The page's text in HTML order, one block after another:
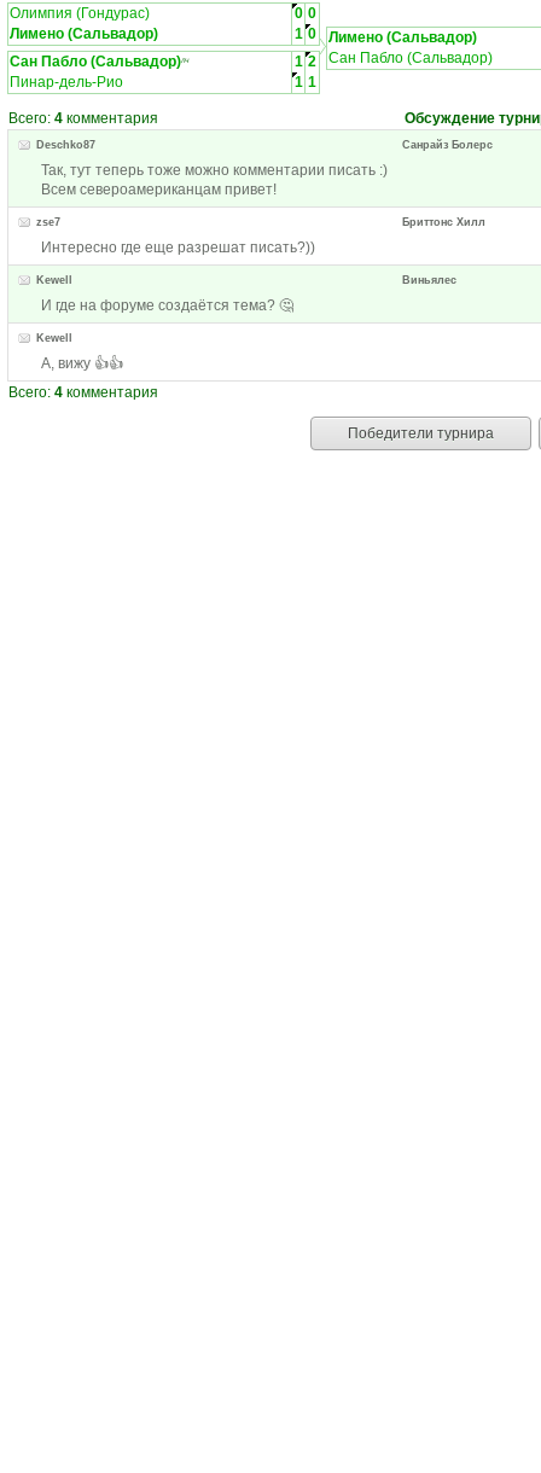
Олимпия (Гондурас) 0 0
Лимено (Сальвадор)
1 0
Сан Пабло (Сальвадор)ЛЧ 1 2
Пинар-дель-Рио
1 1
Лимено (Сальвадор)
Сан Пабло (Сальвадор)
Всего: 4 комментария Обсуждение
Deschko87 Санрайз Болерс
Так, тут теперь тоже можно комментарии писать :)
Всем североамериканцам привет!
zse7 Бриттонс Хилл
Интересно где еще разрешат писать?))
Kewell Виньялес
И где на форуме создаётся тема? 🤔
Kewell
А, вижу 👍👍
Всего: 4 комментария
Победители турнира